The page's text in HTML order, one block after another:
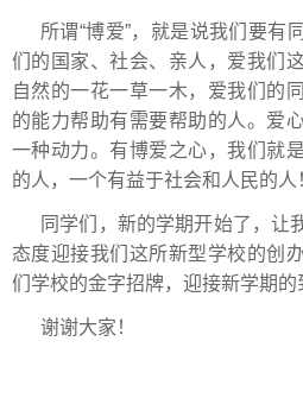
所谓“博爱”，就是说我们要有
们的国家、社会、亲人，爱我们
自然的一花一草一木，爱我们的
的能力帮助有需要帮助的人。爱
一种动力。有博爱之心，我们就
的人，一个有益于社会和人民的人
同学们，新的学期开始了，让
态度迎接我们这所新型学校的创
们学校的金字招牌，迎接新学期的
谢谢大家！